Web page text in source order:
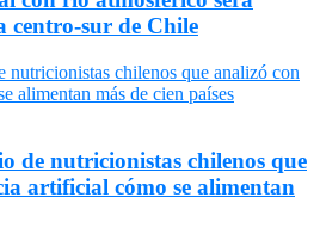
centro-sur de Chile
de nutricionistas chilenos que
artificial cómo se alimentan